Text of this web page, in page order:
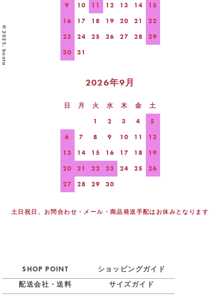
9
10 11 12 13 14
15
16
17 18 19 20 21
22
23
24 25 26 27 28
29
30
31
2026年9月
日 月 火 水 木 金
土
1
2 3 4
5
6
7 8 9 10 11
12
13
14 15 16 17 18
19
20
21 22 23 24 25
26
27
28 29 30
土日祝日、お問合わせ・メール・商品発送手配はお休みとなります
SHOP POINT
ショッピングガイド
配送会社・送料
サイズガイド
©2025. boota